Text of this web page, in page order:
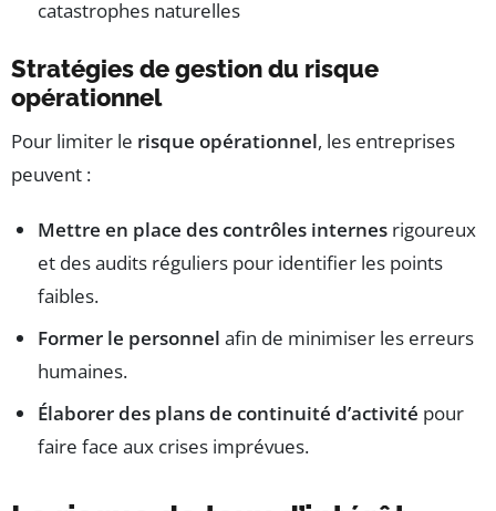
catastrophes naturelles
Stratégies de gestion du risque
opérationnel
Pour limiter le risque opérationnel, les entreprises
peuvent :
Mettre en place des contrôles internes rigoureux
et des audits réguliers pour identifier les points
faibles.
Former le personnel afin de minimiser les erreurs
humaines.
Élaborer des plans de continuité d’activité pour
faire face aux crises imprévues.